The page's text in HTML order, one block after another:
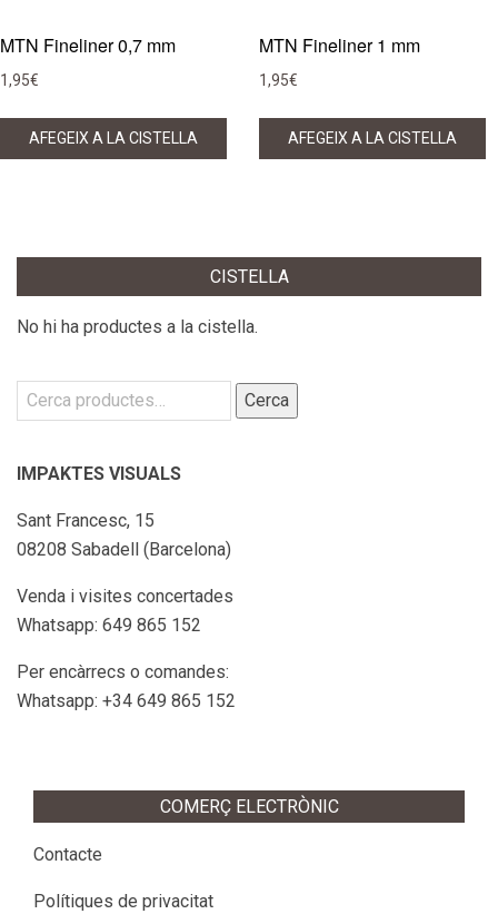
MTN Fineliner 0,7 mm
1,95€
AFEGEIX A LA CISTELLA
MTN Fineliner 1 mm
1,95€
AFEGEIX A LA CISTELLA
CISTELLA
No hi ha productes a la cistella.
Cerca: Cerca
IMPAKTES VISUALS
Sant Francesc, 15
08208 Sabadell (Barcelona)
Venda i visites concertades
Whatsapp: 649 865 152
Per encàrrecs o comandes:
Whatsapp: +34 649 865 152
COMERÇ ELECTRÒNIC
Contacte
Polítiques de privacitat